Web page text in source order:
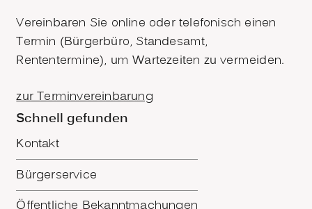
Vereinbaren Sie online oder telefonisch einen
Termin (Bürgerbüro, Standesamt,
Rententermine), um Wartezeiten zu vermeiden.
zur Terminvereinbarung
Schnell gefunden
Kontakt
Bürgerservice